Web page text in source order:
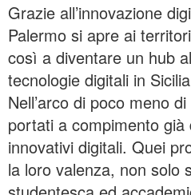
Grazie all’innovazione
Palermo si apre ai
così a diventare un hub
tecnologie digitali in
Nell’arco di poco meno
portati a compimento già
innovativi digitali. Quei
la loro valenza, non solo